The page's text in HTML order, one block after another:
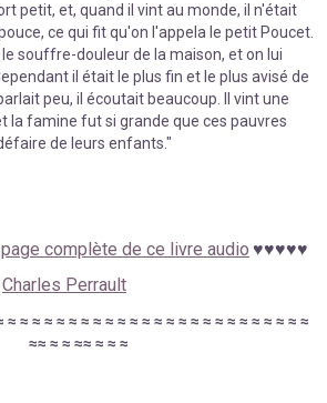
petit, et, quand il vint au monde, il n'était
ce qui fit qu'on l'appela le petit Poucet.
souffre-douleur de la maison, et on lui
il était le plus fin et le plus avisé de
peu, il écoutait beaucoup. Il vint une
la famine fut si grande que ces pauvres
de leurs enfants."
complète de ce livre audio ♥♥♥♥♥
Charles Perrault
≈ ≈ ≈ ≈ ≈ ≈ ≈ ≈ ≈ ≈ ≈ ≈ ≈ ≈ ≈ ≈ ≈ ≈ ≈ ≈ ≈ ≈ ≈ ≈ ≈
≈≈ ≈ ≈ ≈≈ ≈ ≈ ≈